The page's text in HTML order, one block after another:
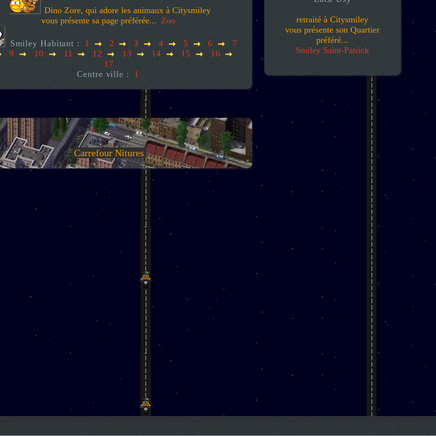
Dino Zore, qui adore les animaux à Citysmiley
vous présente sa page préférée... Zoo
Smiley Habitant : 1 2 3 4 5 6
7
9
10 11 12 13 14 15
16
17
Centre ville :
1
Carrefour Nitures
retraité à Citysmiley
vous présente son Quartier
préféré...
Smiley Saint-Patrick